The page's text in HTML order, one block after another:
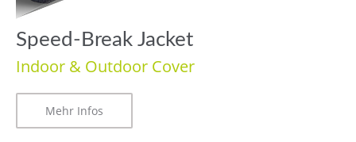
Speed-Break Jacket
Indoor & Outdoor Cover
Mehr Infos